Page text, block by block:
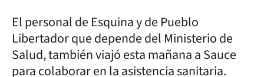
El personal de Esquina y de Pueblo
Libertador que depende del Ministerio de
Salud, también viajó esta mañana a Sauce
para colaborar en la asistencia sanitaria.